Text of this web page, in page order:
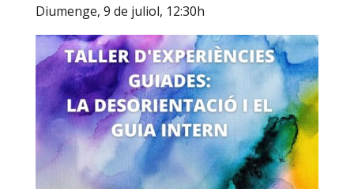
Diumenge, 9 de juliol, 12:30h